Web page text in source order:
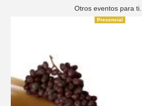
Otros eventos para ti...
Presencial